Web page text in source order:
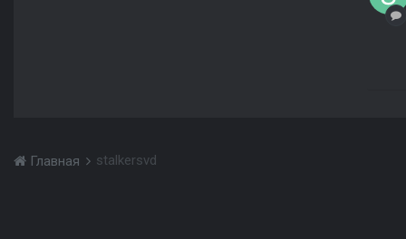
Главная stalkersvd